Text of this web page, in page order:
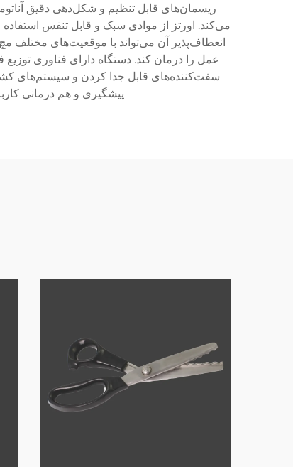
ریسمان‌های قابل تنظیم و شکل‌دهی دقیق
می‌کند. اورتز از موادی سبک و قابل تنفس
انعطاف‌پذیر آن می‌تواند با موقعیت‌های مختلف
عمل را درمان کند. دستگاه دارای فناوری
سفت‌کننده‌های قابل جدا کردن و سیستم‌های
پیشگیری و هم درمانی